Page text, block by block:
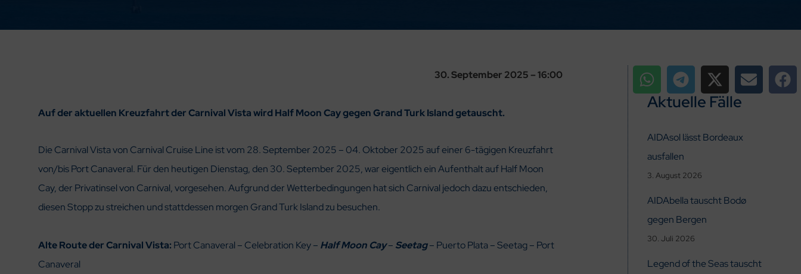
30. September 2025 – 16:00
Auf der aktuellen Kreuzfahrt der Carnival Vista wird Half Moon Cay gegen Grand Turk Island getauscht.
Die Carnival Vista von Carnival Cruise Line ist vom 28. September 2025 – 04. Oktober 2025 auf einer 6-tägigen Kreuzfahrt
von/bis Port Canaveral. Für den heutigen Dienstag, den 30. September 2025, war eigentlich ein Aufenthalt auf Half Moon
Cay, der Privatinsel von Carnival, vorgesehen. Aufgrund der Wetterbedingungen hat sich Carnival jedoch dazu entschieden,
diesen Stopp zu streichen und stattdessen morgen Grand Turk Island zu besuchen.
Alte Route der Carnival Vista: Port Canaveral – Celebration Key – Half Moon Cay– Seetag– Puerto Plata – Seetag – Port
Canaveral
Aktuelle Fälle
AIDAsol lässt Bordeaux
ausfallen
3. August 2026
AIDAbella tauscht Bodø
gegen Bergen
30. Juli 2026
Legend of the Seas tauscht